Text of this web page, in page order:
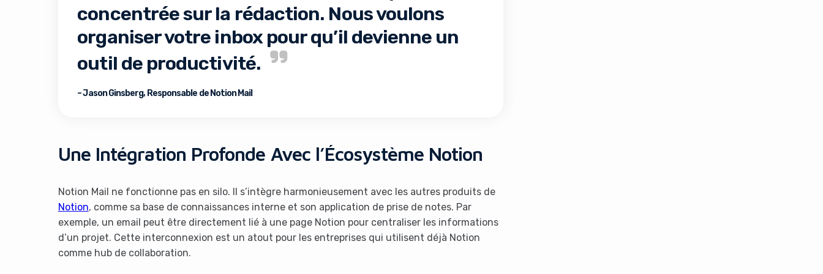
concentrée sur la rédaction. Nous voulons
organiser votre inbox pour qu’il devienne un
outil de productivité.
– Jason Ginsberg, Responsable de Notion Mail
Une Intégration Profonde Avec l’Écosystème Notion
Notion Mail ne fonctionne pas en silo. Il s’intègre harmonieusement avec les autres produits de
Notion, comme sa base de connaissances interne et son application de prise de notes. Par
exemple, un email peut être directement lié à une page Notion pour centraliser les informations
d’un projet. Cette interconnexion est un atout pour les entreprises qui utilisent déjà Notion
comme hub de collaboration.